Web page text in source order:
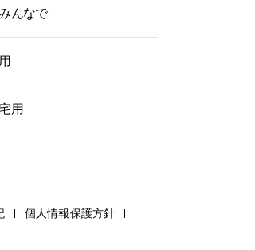
んなで
用
個人情報保護方針